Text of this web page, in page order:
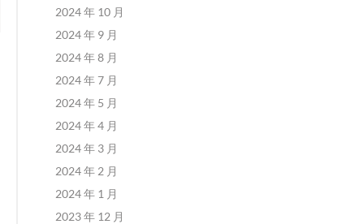
2024 年 10 月
2024 年 9 月
2024 年 8 月
2024 年 7 月
2024 年 5 月
2024 年 4 月
2024 年 3 月
2024 年 2 月
2024 年 1 月
2023 年 12 月